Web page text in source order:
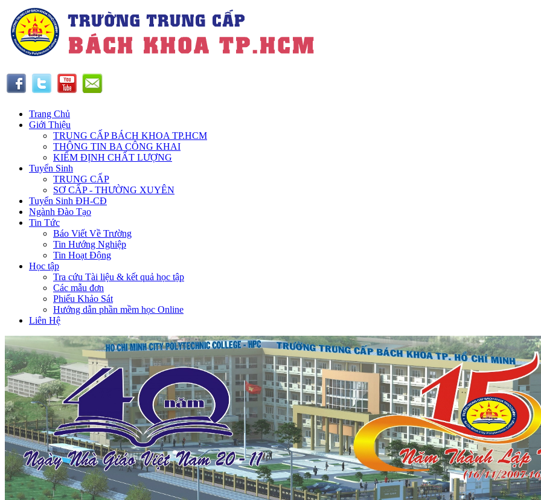
Trang Chủ
Giới Thiệu
TRUNG CẤP BÁCH KHOA TP.HCM
THÔNG TIN BA CÔNG KHAI
KIỂM ĐỊNH CHẤT LƯỢNG
Tuyển Sinh
TRUNG CẤP
SƠ CẤP - THƯỜNG XUYÊN
Tuyển Sinh ĐH-CĐ
Ngành Đào Tạo
Tin Tức
Báo Viết Về Trường
Tin Hướng Nghiệp
Tin Hoạt Động
Học tập
Tra cứu Tài liệu & kết quả học tập
Các mẫu đơn
Phiếu Khảo Sát
Hướng dẫn phần mềm học Online
Liên Hệ